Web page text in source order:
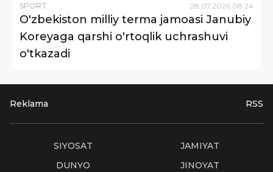
SPORT 28.07.2026 08:24
O'zbekiston milliy terma jamoasi Janubiy
Koreyaga qarshi o'rtoqlik uchrashuvi
o'tkazadi
Reklama RSS
SIYOSAT
JAMIYAT
DUNYO
JINOYAT